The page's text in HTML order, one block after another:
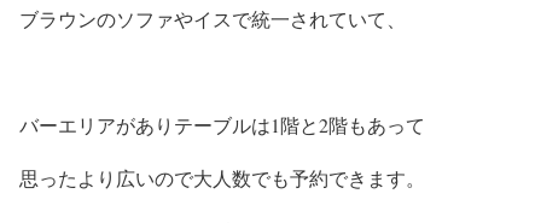
ブラウンのソファやイスで統一されていて、
バーエリアがありテーブルは1階と2階もあって
思ったより広いので大人数でも予約できます。